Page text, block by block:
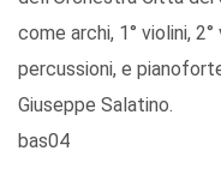
come archi, 1° violini,
percussioni, e
Giuseppe Salatino.
bas04